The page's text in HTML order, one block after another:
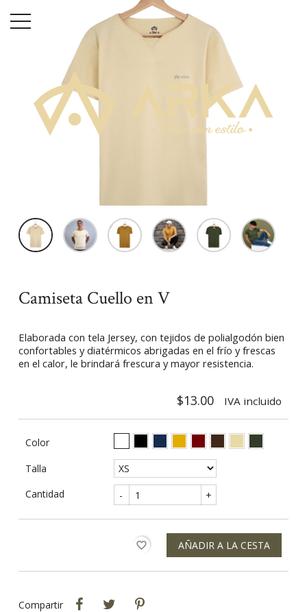
Inicio Hombre Camisetas Camiseta Cuello en V
Camiseta Cuello en V
Elaborada con tela Jersey, con tejidos de polialgodón bien
confortables y diatérmicos abrigadas en el frío y frescas
en el calor, le brindará frescura y mayor resistencia.
$13.00 IVA incluido
Color
Talla
Cantidad
- +
favorite_border AÑADIR A LA CESTA
Compartir
CompartirTweet